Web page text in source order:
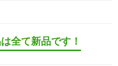
全て新品です！